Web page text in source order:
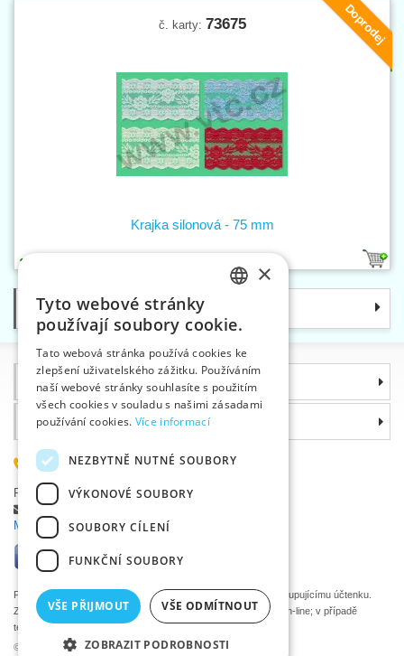
Doprodej
č. karty: 73675
Krajka silonová - 75 mm
Kategorie
Informace
©2026 Velkoobchod textilní galanterie VTC a.s., Uničov
Proč si zvolit právě nás
585 051 217
Plzeňská 868, 783 91 Uničov, Česká republika
Položit dotaz
Máte problémy s přihlášením ?
Podle zákona o evidenci tržeb je prodávající povinen vystavit kupujícímu účtenku.
Zároveň je povinen zaevidovat přijatou tržbu u správce daně on-line; v případě
technického výpadku pak nejpozději do 48 hodin.
ENGLISH
GERMAN
×
Tyto webové stránky
používají soubory cookie.
Tato webová stránka používá cookies ke
zlepšení uživatelského zážitku. Používáním
naší webové stránky souhlasíte s použitím
všech cookies v souladu s našimi zásadami
používání cookies. Více informací
NEZBYTNĚ NUTNÉ SOUBORY
VÝKONOVÉ SOUBORY
SOUBORY CÍLENÍ
FUNKČNÍ SOUBORY
VŠE PŘIJMOUT VŠE ODMÍTNOUT
ZOBRAZIT PODROBNOSTI